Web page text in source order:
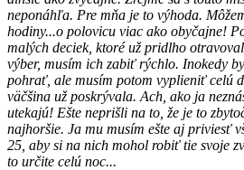
neponáhľa. Pre mňa je to výhoda.
hodiny...o polovicu viac ako obyčajne!
malých deciek, ktoré už pridlho
výber, musím ich zabiť rýchlo. Inokedy
pohrať, ale musím potom vyplieniť celú
väčšina už poskrývala. Ach, ako ja
utekajú! Ešte neprišli na to, že je to
najhoršie. Ja mu musím ešte aj priviesť
25, aby si na nich mohol robiť tie svoje
to určite celú noc...